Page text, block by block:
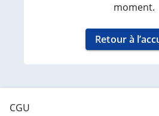
moment.
Retour à
CGU